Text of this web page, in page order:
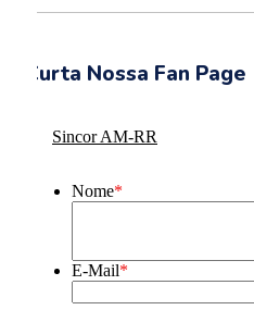
Curta Nossa Fan Page
Sincor AM-RR
Nome*
E-Mail*